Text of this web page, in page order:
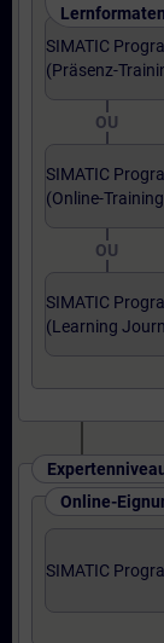
Lernformaten
SIMATIC
(Präsenz-
OU
SIMATIC
(Online-
OU
SIMATIC
(Learning
Online-
SIMATIC